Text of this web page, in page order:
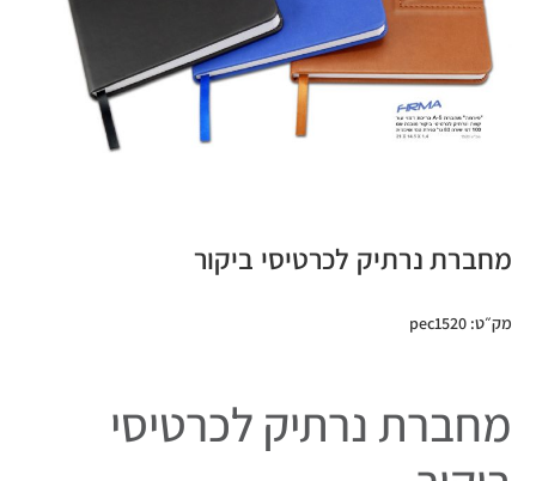
מחברת נרתיק לכרטיסי ביקור
מק״ט: pec1520
מחברת נרתיק לכרטיסי